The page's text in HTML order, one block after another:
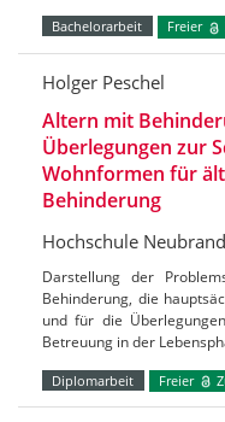
Bachelorarbeit Freier
Holger Peschel
Altern mit
Überlegungen zur
Wohnformen für
Behinderung
Hochschule
Darstellung der
Behinderung, die
und für die
Betreuung in der
Diplomarbeit Freier